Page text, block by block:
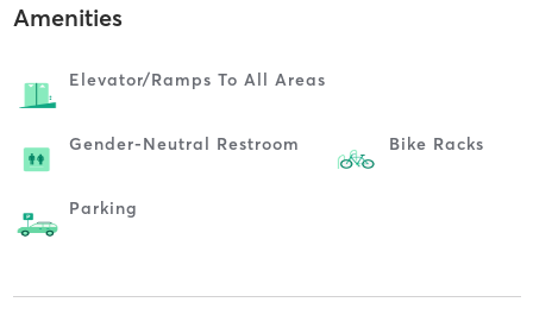
Amenities
Elevator/ramps To All Areas
Gender-Neutral Restroom Bike Racks
Parking